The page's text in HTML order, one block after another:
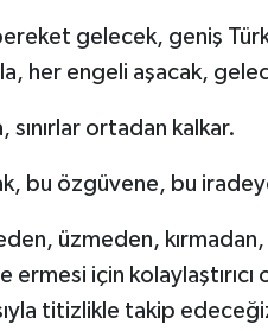
bereket gelecek, geniş
her engeli aşacak,
ortadan kalkar.
bu özgüvene, bu
üzmeden,
ermesi için kolaylaştırıcı
titizlikle takip